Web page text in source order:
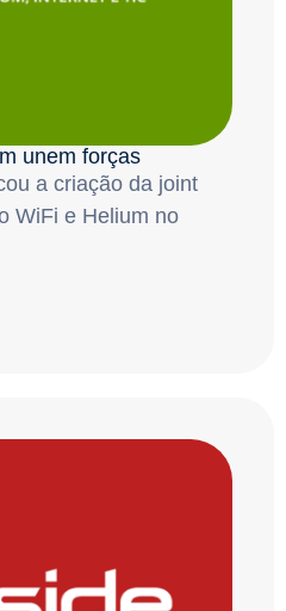
unem forças
a criação da joint
WiFi e Helium no